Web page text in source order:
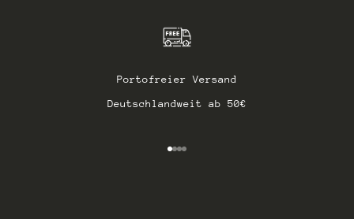
Portofreier Versand
Deutschlandweit ab 50€
Gehe zu Element 1
Gehe zu Element 2
Gehe zu Element 3
Gehe zu Element 4